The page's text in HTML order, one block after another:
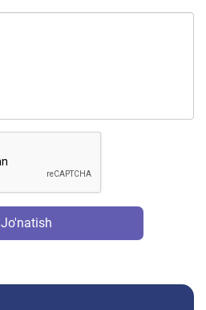
Jo'natish